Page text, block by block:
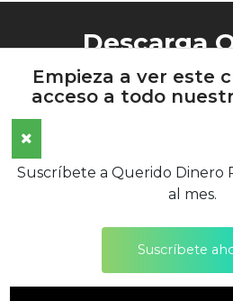
Empieza a ver este
acceso a todo
Suscríbete a Querido Dinero
al mes.
Suscríbete
Descarga
AVISO DE
TÉRMINOS Y